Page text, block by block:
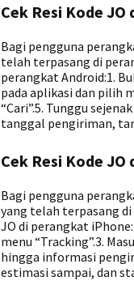
Cek Resi Kode JO
Bagi pengguna
telah terpasang di
perangkat Android:1.
pada aplikasi dan pilih
“Cari”.5. Tunggu
tanggal pengiriman,
Cek Resi Kode JO
Bagi pengguna
yang telah terpasang
JO di perangkat
menu “Tracking”.3.
hingga informasi
estimasi sampai, dan